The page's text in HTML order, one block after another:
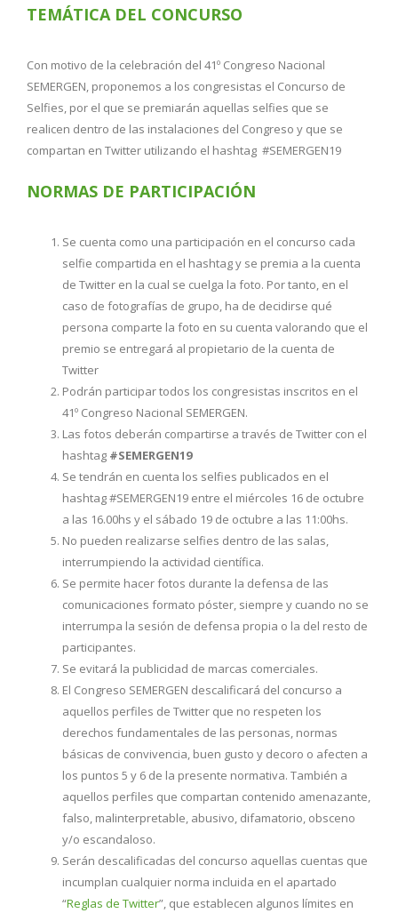
TEMÁTICA DEL CONCURSO
Con motivo de la celebración del 41º Congreso Nacional
SEMERGEN, proponemos a los congresistas el Concurso de
Selfies, por el que se premiarán aquellas selfies que se
realicen dentro de las instalaciones del Congreso y que se
compartan en Twitter utilizando el hashtag #SEMERGEN19
NORMAS DE PARTICIPACIÓN
Se cuenta como una participación en el concurso cada
selfie compartida en el hashtag y se premia a la cuenta
de Twitter en la cual se cuelga la foto. Por tanto, en el
caso de fotografías de grupo, ha de decidirse qué
persona comparte la foto en su cuenta valorando que el
premio se entregará al propietario de la cuenta de
Twitter
Podrán participar todos los congresistas inscritos en el
41º Congreso Nacional SEMERGEN.
Las fotos deberán compartirse a través de Twitter con el
hashtag #SEMERGEN19
Se tendrán en cuenta los selfies publicados en el
hashtag #SEMERGEN19 entre el miércoles 16 de octubre
a las 16.00hs y el sábado 19 de octubre a las 11:00hs.
No pueden realizarse selfies dentro de las salas,
interrumpiendo la actividad científica.
Se permite hacer fotos durante la defensa de las
comunicaciones formato póster, siempre y cuando no se
interrumpa la sesión de defensa propia o la del resto de
participantes.
Se evitará la publicidad de marcas comerciales.
El Congreso SEMERGEN descalificará del concurso a
aquellos perfiles de Twitter que no respeten los
derechos fundamentales de las personas, normas
básicas de convivencia, buen gusto y decoro o afecten a
los puntos 5 y 6 de la presente normativa. También a
aquellos perfiles que compartan contenido amenazante,
falso, malinterpretable, abusivo, difamatorio, obsceno
y/o escandaloso.
Serán descalificadas del concurso aquellas cuentas que
incumplan cualquier norma incluida en el apartado
“Reglas de Twitter”, que establecen algunos límites en